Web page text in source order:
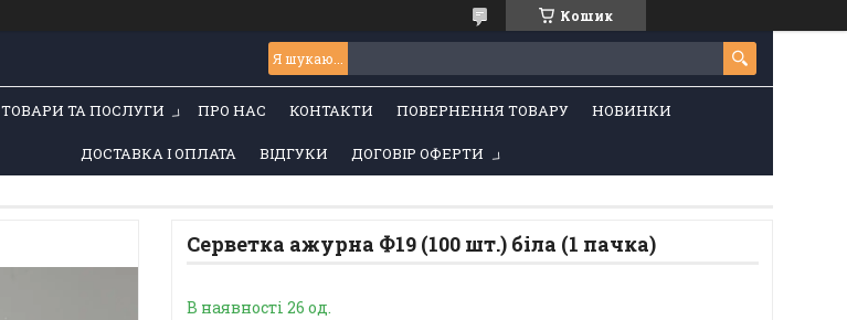
Кошик
ТОВАРИ ТА ПОСЛУГИ ПРО НАС КОНТАКТИ ПОВЕРНЕННЯ ТОВАРУ НОВИНКИ
ДОСТАВКА І ОПЛАТА ВІДГУКИ ДОГОВІР ОФЕРТИ
Серветка ажурна Ф19 (100 шт.) біла (1 пачка)
В наявності 26 од.